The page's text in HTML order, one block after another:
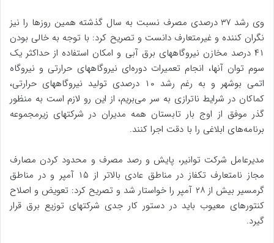
وی رشد ۳۷ درصدی مصرف نسبت به سال گذشته همین روزها را نیز
نگران کننده و غیرمتعارف دانست و تصریح کرد: با توجه به خالی بودن
۴۱ درصد مخازن نیروگاههای برق آبی و امکان استفاده از حداکثر یک
سوم توان آنها، انجام تعمیرات دوره‌ای نیروگاههای حرارتی و نیروگاه
اتمی بوشهر و به رغم رشد ۱۰ درصدی تولید نیروگاههای حرارتی،
کماکان در شرایط ناترازی به سر می‌بریم، از این رو لازم است به منظور
گذر موفق از اوج بار تابستان همه مدیران در شرکتهای زیرمجموعه
برنامه‌های ابلاغی را با دقت اجرا کنند.
مدیرعامل شرکت توانیر، پایش و رصد مصرف و محدود کردن مصارف
مجاز نامتعارف تکفاز در مناطق عادی بالاتر از ۱۵ آمپر و در مناطق
گرمسیر بیش از ۲۸ آمپر را خواستار شد و تصریح کرد: تعویض و اصلاح
کنتورهای معیوب باید در دستور کار جدی شرکتهای توزیع برق قرار
گیرد.